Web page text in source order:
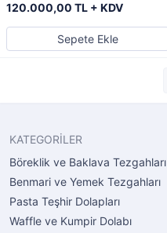
120.000,00 TL + KDV
Sepete Ekle
KATEGORİLER
Böreklik ve Baklava Tezgahları
Benmari ve Yemek Tezgahları
Pasta Teşhir Dolapları
Waffle ve Kumpir Dolabı